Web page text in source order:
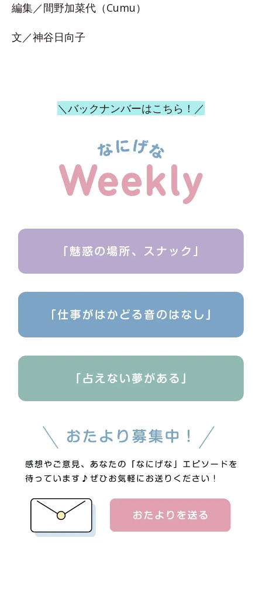
編集／間野加菜代（Cumu）
文／神谷日向子
＼バックナンバーはこちら！／